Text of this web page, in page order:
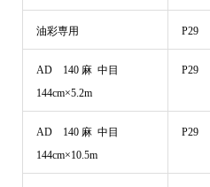
油彩専用 P29
AD 140 麻 中目
144cm×5.2m
P29
AD 140 麻 中目
144cm×10.5m
P29